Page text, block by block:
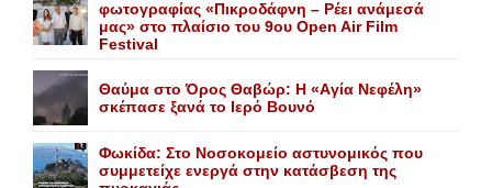
φωτογραφίας «Πικροδάφνη – Ρέει ανάμεσά
μας» στο πλαίσιο του 9ου Open Air Film
Festival
Θαύμα στο Όρος Θαβώρ: H «Aγία Nεφέλη»
σκέπασε ξανά το Iερό Bουνό
Φωκίδα: Στο Νοσοκομείο αστυνομικός που
συμμετείχε ενεργά στην κατάσβεση της